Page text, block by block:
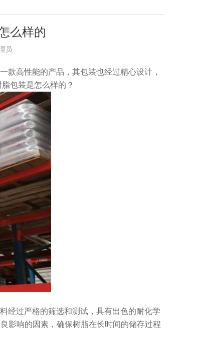
么样的
员
高性能的产品，其包装也经过精心设计，
包装是怎么样的？
经过严格的筛选和测试，具有出色的耐化学
影响的因素，确保树脂在长时间的储存过程